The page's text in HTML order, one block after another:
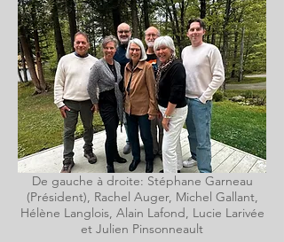
De gauche à droite: Stéphane Garneau
(Président), Rachel Auger, Michel Gallant,
Hélène Langlois, Alain Lafond, Lucie Larivée
et Julien Pinsonneault